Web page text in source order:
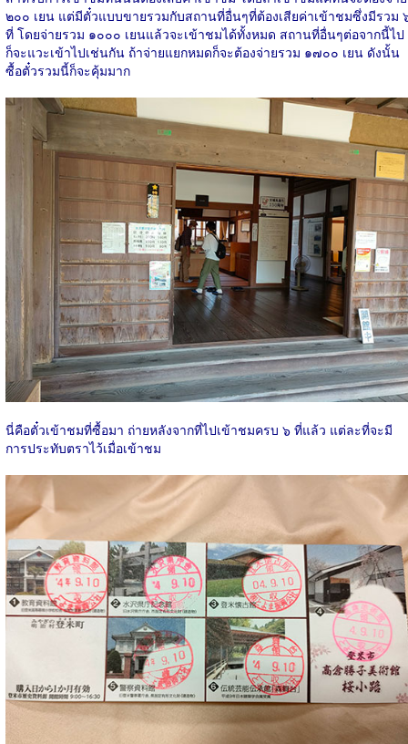
๒๐๐ เยน แต่มีตั๋วแบบขายรวมกับสถานที่อื่นๆที่ต้องเสียค่าเข้าชมซึ่งมีรวม
ที่ โดยจ่ายรวม ๑๐๐๐ เยนแล้วจะเข้าชมได้ทั้งหมด สถานที่อื่นๆต่อจากนี้ไป
ก็จะแวะเข้าไปเช่นกัน ถ้าจ่ายแยกหมดก็จะต้องจ่ายรวม ๑๗๐๐ เยน ดังนั้น
ซื้อตั๋วรวมนี้ก็จะคุ้มมาก
นี่คือตั๋วเข้าชมที่ซื้อมา ถ่ายหลังจากที่ไปเข้าชมครบ ๖ ที่แล้ว แต่ละที่จะมี
การประทับตราไว้เมื่อเข้าชม